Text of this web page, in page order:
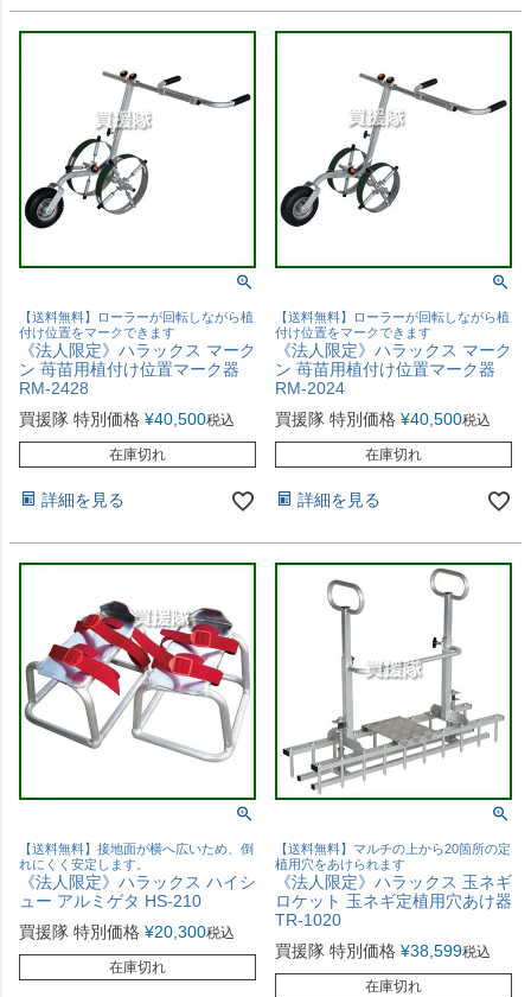
【送料無料】ローラーが回転しながら植
付け位置をマークできます
《法人限定》ハラックス マーク
ン 苺苗用植付け位置マーク器
RM-2428
買援隊 特別価格 ¥40,500税込
在庫切れ
詳細を見る
【送料無料】ローラーが回転しながら植
付け位置をマークできます
《法人限定》ハラックス マーク
ン 苺苗用植付け位置マーク器
RM-2024
買援隊 特別価格 ¥40,500税込
在庫切れ
詳細を見る
【送料無料】接地面が横へ広いため、倒
れにくく安定します。
《法人限定》ハラックス ハイシ
ュー アルミゲタ HS-210
買援隊 特別価格 ¥20,300税込
在庫切れ
【送料無料】マルチの上から20箇所の定
植用穴をあけられます
《法人限定》ハラックス 玉ネギ
ロケット 玉ネギ定植用穴あけ器
TR-1020
買援隊 特別価格 ¥38,599税込
在庫切れ